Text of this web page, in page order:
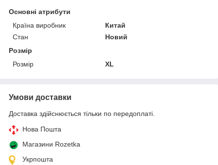
Основні атрибути
Країна виробник
Китай
Стан
Новий
Розмір
Розмір
XL
Умови доставки
Доставка здійснюється тільки по передоплаті.
Нова Пошта
Магазини Rozetka
Укрпошта